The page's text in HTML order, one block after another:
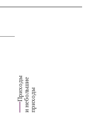
П
р
их
о
д
ы
и
н
е
б
о
ль
ш
ие
п
р
и
х
о
ды